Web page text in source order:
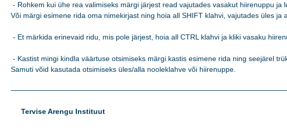
- Rohkem kui ühe rea valimiseks märgi järjest read vajutades vasakut hiirenuppu ja
Või märgi esimene rida oma nimekirjast ning hoia all SHIFT klahvi, vajutades üles ja
- Et märkida erinevaid ridu, mis pole järjest, hoia all CTRL klahvi ja kliki vasaku
- Kastist mingi kindla väärtuse otsimiseks märgi kastis esimene rida ning seejärel
Samuti võid kasutada otsimiseks üles/alla nooleklahve või hiirenuppe.
Tervise Arengu Instituut